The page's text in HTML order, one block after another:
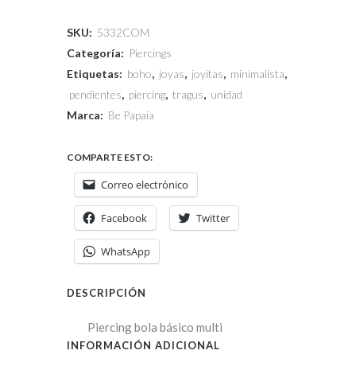
SKU: 5332COM
Categoría: Piercings
Etiquetas: boho, joyas, joyitas, minimalista,
pendientes, piercing, tragus, unidad
Marca: Be Papaia
COMPARTE ESTO:
Correo electrónico
Facebook Twitter
WhatsApp
DESCRIPCIÓN
Piercing bola básico multi
INFORMACIÓN ADICIONAL